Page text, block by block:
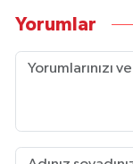
Yorumlar